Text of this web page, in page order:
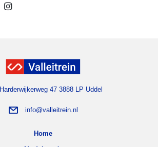
Harderwijkerweg 47 3888 LP Uddel
info@valleitrein.nl
Home